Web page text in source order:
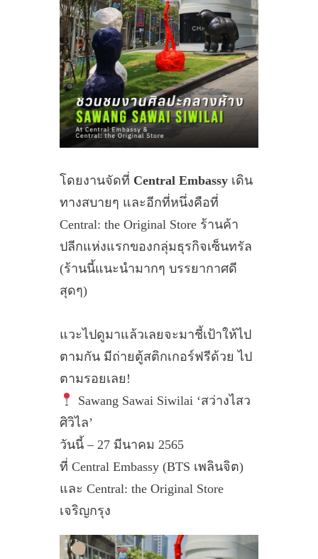
โดยงานจัดที่ Central Embassy เดิน
ทางสบายๆ และอีกที่หนึ่งคือที่
Central: the Original Store ร้านค้า
ปลีกแห่งแรกของกลุ่มธุรกิจเซ็นทรัล
(ร้านนี้แนะนำมากๆ บรรยากาศดี
สุดๆ)
แวะไปดูมาแล้วเลยจะมาชี้เป้าให้ไป
ตามกัน มีถ่ายตู้สติกเกอร์ฟรีด้วย ไป
ตามรอยเลย!
Sawang Sawai Siwilai ‘สว่างไสว
ศิวิไล’
วันนี้ – 27 มีนาคม 2565
ที่ Central Embassy (BTS เพลินจิต)
และ Central: the Original Store
เจริญกรุง